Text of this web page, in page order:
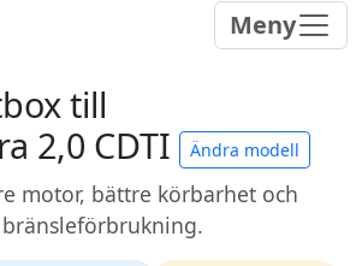
Meny
till
2,0 CDTI
Ändra modell
motor, bättre körbarhet och